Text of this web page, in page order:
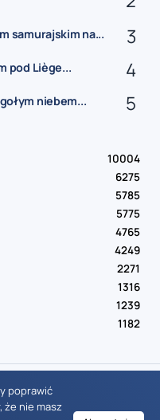
samurajskim na...
pod Liège...
niebem...
10004
6275
5785
5775
4765
4249
2271
1316
1239
1182
2016-2026
poprawić
że nie masz